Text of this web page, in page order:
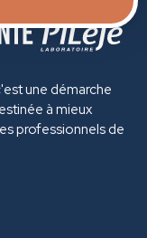
une démarche
à mieux
professionnels de